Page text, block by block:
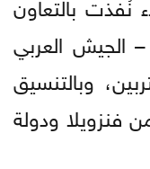
– الجيش العربي
وبالتنسيق
ودولة